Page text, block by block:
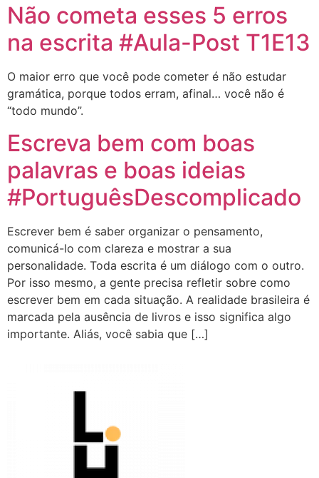
Não cometa esses 5 erros
na escrita #Aula-Post T1E13
O maior erro que você pode cometer é não estudar
gramática, porque todos erram, afinal… você não é
“todo mundo”.
Escreva bem com boas
palavras e boas ideias
#PortuguêsDescomplicado
Escrever bem é saber organizar o pensamento,
comunicá-lo com clareza e mostrar a sua
personalidade. Toda escrita é um diálogo com o outro.
Por isso mesmo, a gente precisa refletir sobre como
escrever bem em cada situação. A realidade brasileira é
marcada pela ausência de livros e isso significa algo
importante. Aliás, você sabia que […]